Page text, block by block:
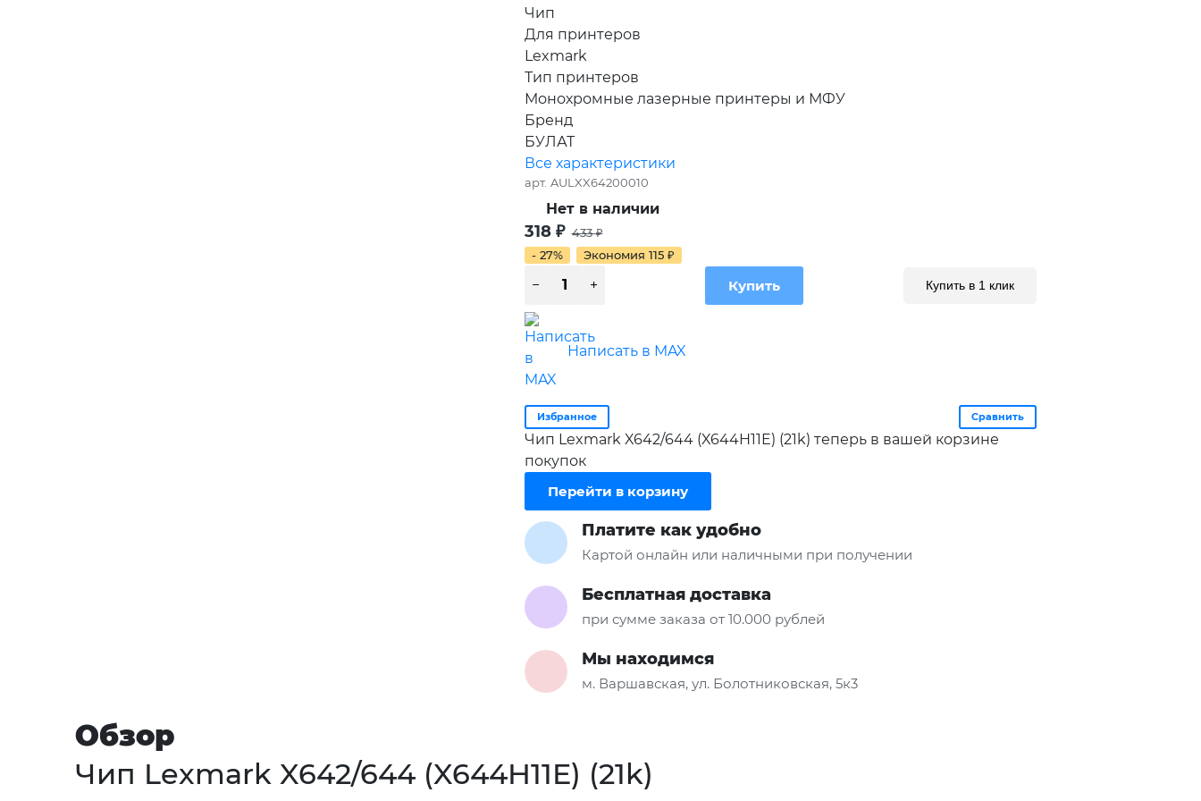
Чип
Для принтеров
Lexmark
Тип принтеров
Монохромные лазерные принтеры и МФУ
Бренд
БУЛАТ
Все характеристики
арт. AULXX64200010
Нет в наличии
318 ₽ 433₽
- 27%
Экономия 115 ₽
Купить в 1 клик
Написать в MAX
Избранное Сравнить
Чип Lexmark X642/644 (X644H11E) (21k) теперь в вашей корзине
покупок
Перейти в корзину
Платите как удобно
Картой онлайн или наличными при получении
Бесплатная доставка
при сумме заказа от 10.000 рублей
Мы находимся
м. Варшавская, ул. Болотниковская, 5к3
Обзор
Чип Lexmark X642/644 (X644H11E) (21k)